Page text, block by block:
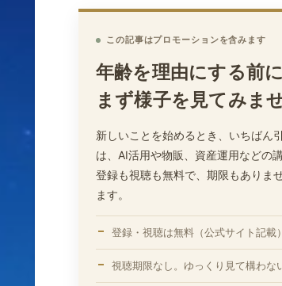
この記事はプロモーションを含みます
年齢を理由にする前に
まず様子を見てみま
新しいことを始めるとき、いちばん
は、AI活用や物販、資産運用などの
登録も視聴も無料で、期限もありま
ます。
登録・視聴は無料（公式サイト記載）
視聴期限なし。ゆっくり見て構わな